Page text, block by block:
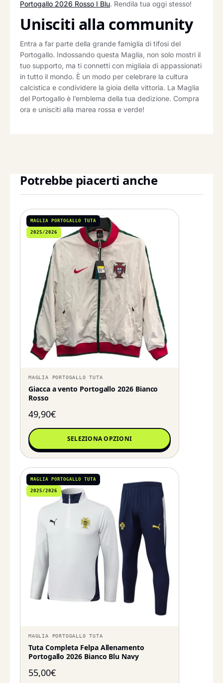
Portogallo 2026 Rosso I Blu. Rendila tua oggi stesso!
Unisciti alla community
Entra a far parte della grande famiglia di tifosi del
Portogallo. Indossando questa Maglia, non solo mostri il
tuo supporto, ma ti connetti con migliaia di appassionati
in tutto il mondo. È un modo per celebrare la cultura
calcistica e condividere la gioia della vittoria. La Maglia
del Portogallo è l’emblema della tua dedizione. Compra
ora e unisciti alla marea rossa e verde!
Potrebbe piacerti anche
MAGLIA PORTOGALLO TUTA
2025/2026
MAGLIA PORTOGALLO TUTA
Giacca a vento Portogallo 2026 Bianco
Rosso
49,90€
SELEZIONA OPZIONI
MAGLIA PORTOGALLO TUTA
2025/2026
MAGLIA PORTOGALLO TUTA
Tuta Completa Felpa Allenamento
Portogallo 2026 Bianco Blu Navy
55,00€